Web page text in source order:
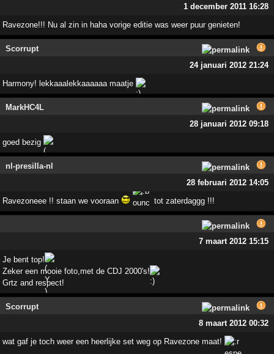
1 december 2011 16:28
Ravezone!!! Nu al zin in haha vorige editie was weer puur genieten!
Scorrupt
24 januari 2012 21:24
Harmony! lekkaaalekkaaaaaa maatje
MarkHC4L
28 januari 2012 09:18
goed bezig
nl-presilla-nl
28 februari 2012 14:05
Ravezoneee !! staan we vooraan tot zaterdaggg !!!
7 maart 2012 15:15
Je bent top!
Zeker een mooie foto,met de CDJ 2000's!
Grtz and respect!
Scorrupt
8 maart 2012 00:32
wat gaf je toch weer een heerlijke set weg op Ravezone maat!